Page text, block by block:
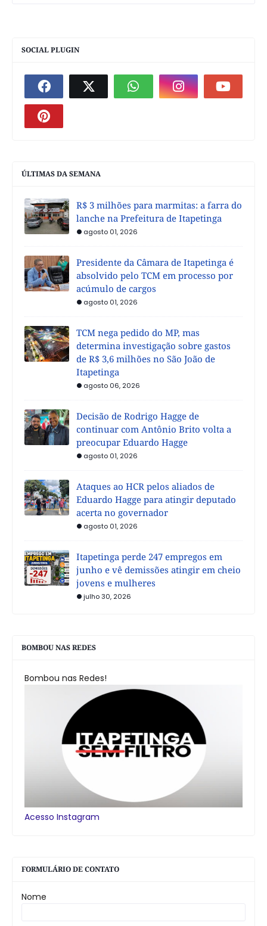
SOCIAL PLUGIN
ÚLTIMAS DA SEMANA
R$ 3 milhões para marmitas: a farra do
lanche na Prefeitura de Itapetinga
agosto 01, 2026
Presidente da Câmara de Itapetinga é
absolvido pelo TCM em processo por
acúmulo de cargos
agosto 01, 2026
TCM nega pedido do MP, mas
determina investigação sobre gastos
de R$ 3,6 milhões no São João de
Itapetinga
agosto 06, 2026
Decisão de Rodrigo Hagge de
continuar com Antônio Brito volta a
preocupar Eduardo Hagge
agosto 01, 2026
Ataques ao HCR pelos aliados de
Eduardo Hagge para atingir deputado
acerta no governador
agosto 01, 2026
Itapetinga perde 247 empregos em
junho e vê demissões atingir em cheio
jovens e mulheres
julho 30, 2026
BOMBOU NAS REDES
Bombou nas Redes!
Acesso Instagram
FORMULÁRIO DE CONTATO
Nome